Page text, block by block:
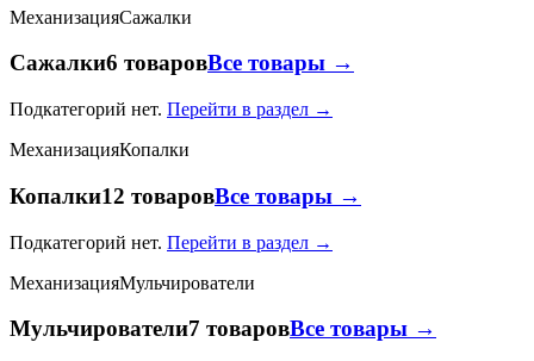
МеханизацияСажалки
Сажалки6 товаровВсе товары →
Подкатегорий нет. Перейти в раздел →
МеханизацияКопалки
Копалки12 товаровВсе товары →
Подкатегорий нет. Перейти в раздел →
МеханизацияМульчирователи
Мульчирователи7 товаровВсе товары →